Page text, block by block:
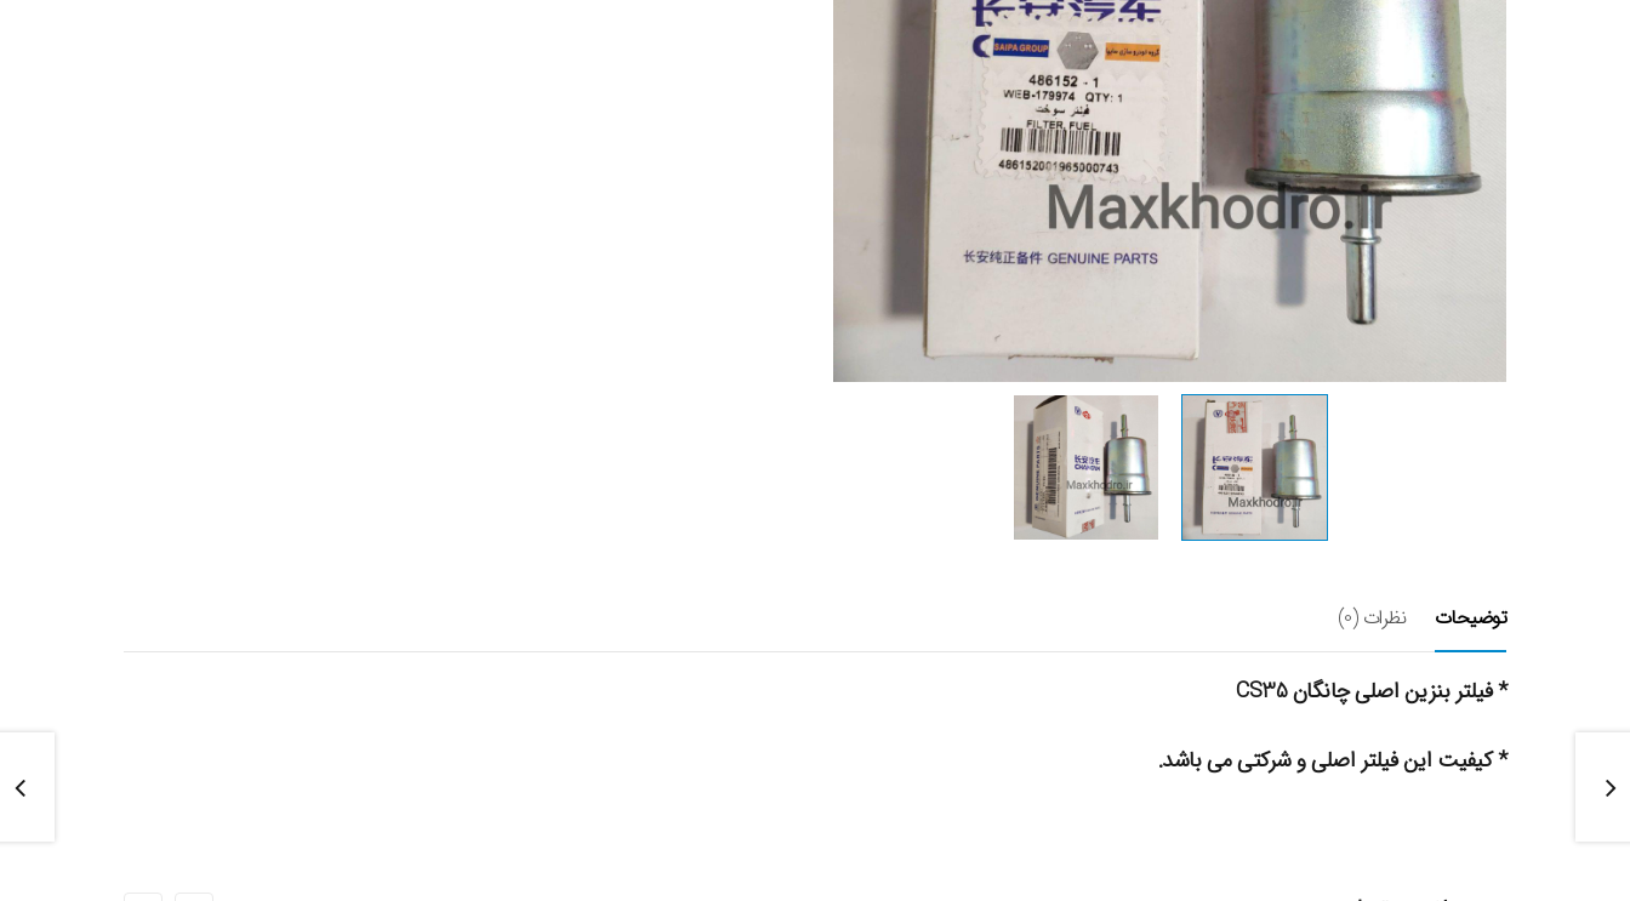
توضیحات نظرات (0)
* فیلتر بنزین اصلی چانگان CS35
* کیفیت این فیلتر اصلی و شرکتی می باشد.